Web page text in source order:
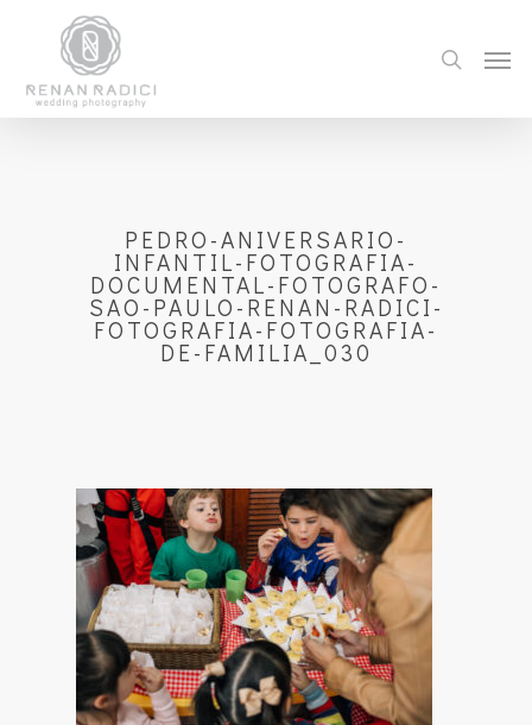
PEDRO-ANIVERSARIO-
INFANTIL-FOTOGRAFIA-
DOCUMENTAL-FOTOGRAFO-
SAO-PAULO-RENAN-RADICI-
FOTOGRAFIA-FOTOGRAFIA-
DE-FAMILIA_030